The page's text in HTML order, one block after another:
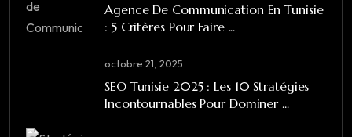
Agence De Communication En Tunisie
: 5 Critères Pour Faire ...
octobre 21, 2025
SEO Tunisie 2025 : Les 10 Stratégies
Incontournables Pour Dominer ...